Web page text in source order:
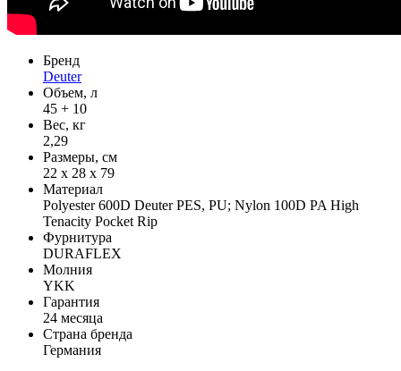
Бренд
Deuter
Объем, л
45 + 10
Вес, кг
2,29
Размеры, см
22 х 28 х 79
Материал
Polyester 600D Deuter PES, PU; Nylon 100D PA High
Tenacity Pocket Rip
Фурнитура
DURAFLEX
Молния
YKK
Гарантия
24 месяца
Страна бренда
Германия